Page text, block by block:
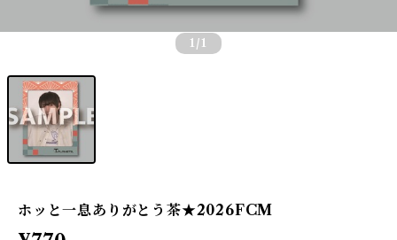
1 /1
ホッと一息ありがとう茶★2026FCM